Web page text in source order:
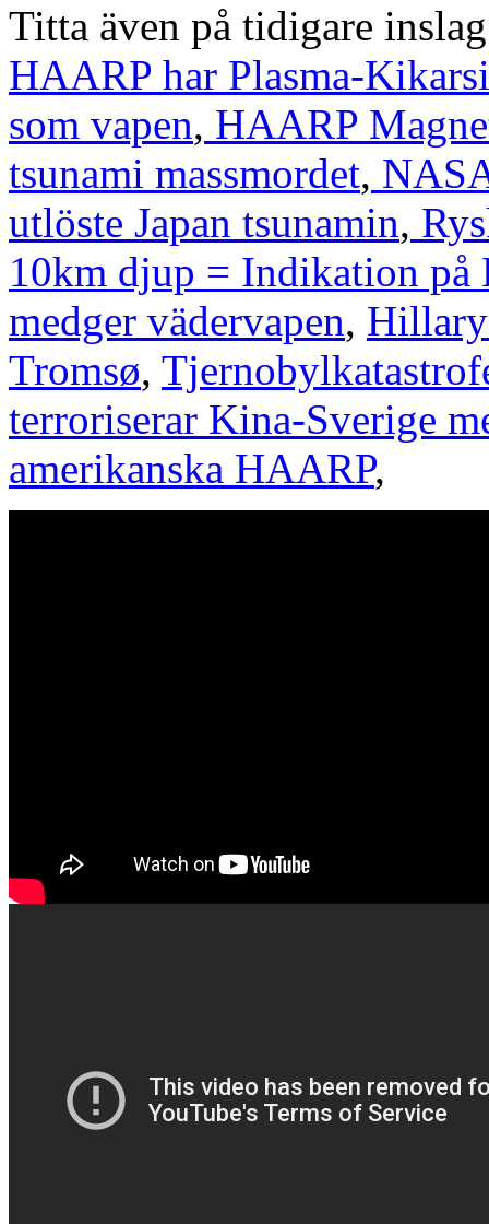
Titta även på tidigare
HAARP har Plasma-
som vapen, HAARP
tsunami massmordet,
utlöste Japan tsunamin,
10km djup = Indikation på
medger vädervapen,
Tromsø,
terroriserar Kina-Sverige
amerikanska HAARP,